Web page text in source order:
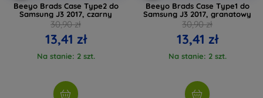
Beeyo Brads Case Type2 do
Samsung J3 2017, czarny
30,90 zł
13,41 zł
Na stanie: 2 szt.
Beeyo Brads Case Type1 do
Samsung J3 2017, granatowy
30,90 zł
13,41 zł
Na stanie: 2 szt.